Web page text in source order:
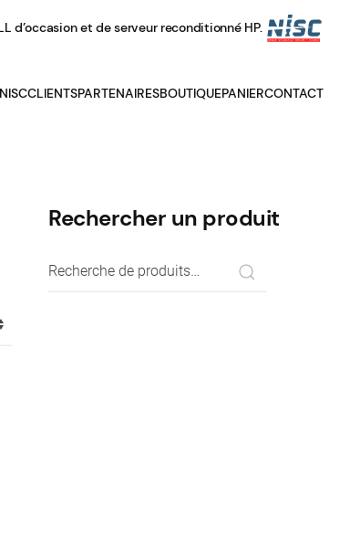
d’occasion et de serveur reconditionné HP.
NISCCLIENTSPARTENAIRESBOUTIQUEPANIERCONTACT
Rechercher un produit
Recherche